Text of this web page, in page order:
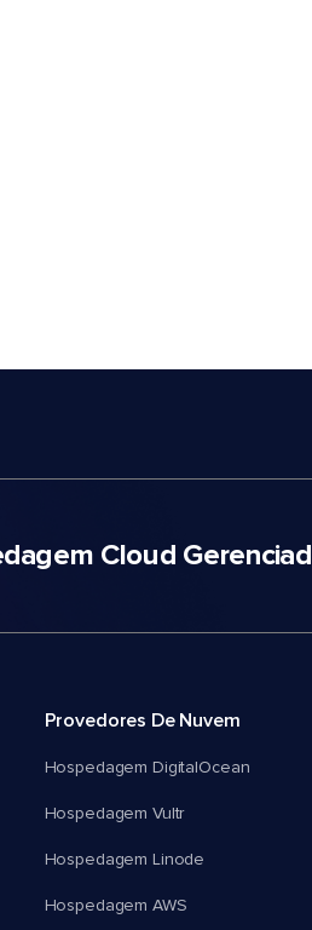
Cloud
Provedores De Nuvem
Hospedagem DigitalOcean
Hospedagem Vultr
Hospedagem Linode
Hospedagem AWS